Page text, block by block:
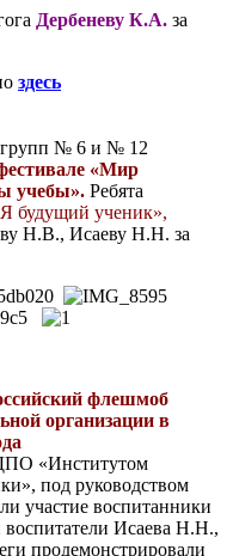
Дербеневу К.А. за
здесь
групп № 6 и № 12
«Мир
учебы». Ребята
будущий ученик»,
Н.В., Исаеву Н.Н. за
флешмоб
организации в
«Институтом
под руководством
участие воспитанники
Исаева Н.Н.,
продемонстрировали